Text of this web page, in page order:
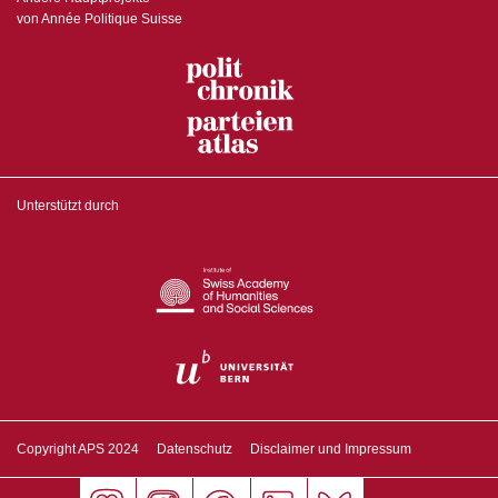
von Année Politique Suisse
Unterstützt durch
Copyright APS 2024 Datenschutz Disclaimer und Impressum